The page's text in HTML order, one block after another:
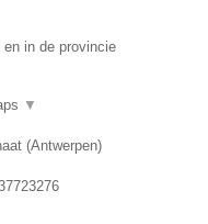
in de provincie
▼
(Antwerpen)